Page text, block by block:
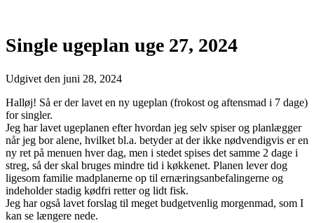
Single ugeplan uge 27, 2024
Udgivet den juni 28, 2024
Halløj! Så er der lavet en ny ugeplan (frokost og aftensmad i 7 dage)
for singler.
Jeg har lavet ugeplanen efter hvordan jeg selv spiser og planlægger
når jeg bor alene, hvilket bl.a. betyder at der ikke nødvendigvis er en
ny ret på menuen hver dag, men i stedet spises det samme 2 dage i
streg, så der skal bruges mindre tid i køkkenet. Planen lever dog
ligesom familie madplanerne op til ernæringsanbefalingerne og
indeholder stadig kødfri retter og lidt fisk.
Jeg har også lavet forslag til meget budgetvenlig morgenmad, som I
kan se længere nede.